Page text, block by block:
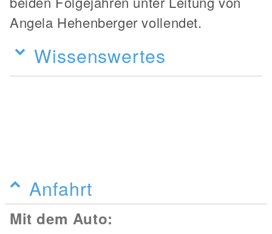
Angela Hehenberger vollendet.
Wissenswertes
Anfahrt
Mit dem Auto: